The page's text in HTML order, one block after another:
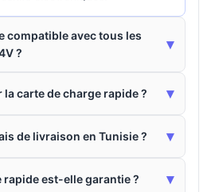
compatible avec tous les
?
▾
carte de charge rapide ? ▾
de livraison en Tunisie ? ▾
rapide est-elle garantie ? ▾